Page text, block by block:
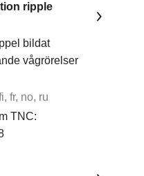
ripple
bildat
vågrörelser
fr, no, ru
TNC: